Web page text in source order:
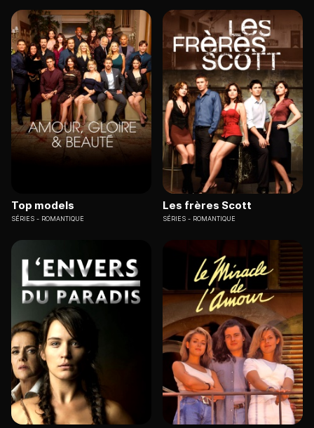
Top models
SÉRIES ROMANTIQUE
Les frères Scott
SÉRIES ROMANTIQUE